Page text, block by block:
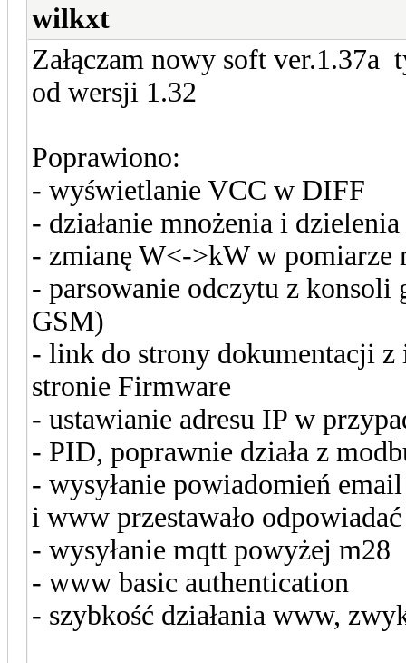
wilkxt
Załączam nowy soft
od wersji 1.32
Poprawiono:
- wyświetlanie VCC w DIFF
- działanie mnożenia i
- zmianę W<->kW w
- parsowanie odczytu z konsoli
GSM)
- link do strony dokumentacji
stronie Firmware
- ustawianie adresu IP w
- PID, poprawnie działa z
- wysyłanie powiadomień
i www przestawało odpowiadać
- wysyłanie mqtt powyżej m28
- www basic authentication
- szybkość działania www,